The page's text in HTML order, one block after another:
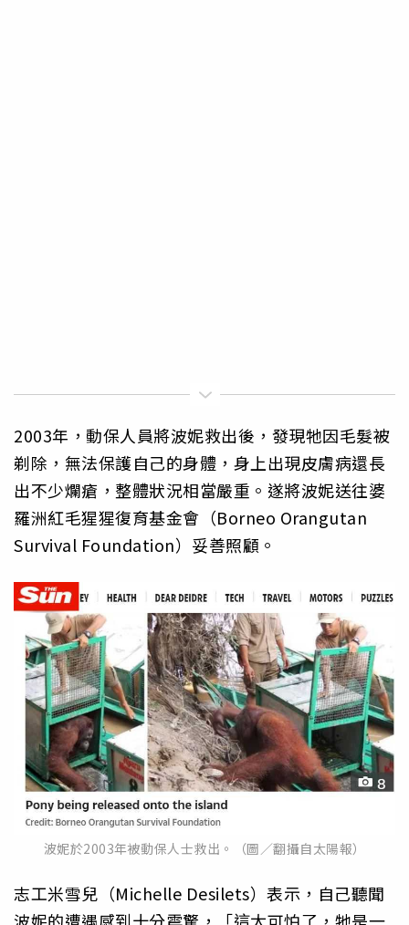
2003年，動保人員將波妮救出後，發現牠因毛髮被
剃除，無法保護自己的身體，身上出現皮膚病還長
出不少爛瘡，整體狀況相當嚴重。遂將波妮送往婆
羅洲紅毛猩猩復育基金會（Borneo Orangutan
Survival Foundation）妥善照顧。
波妮於2003年被動保人士救出。（圖／翻攝自太陽報）
志工米雪兒（Michelle Desilets）表示，自己聽聞